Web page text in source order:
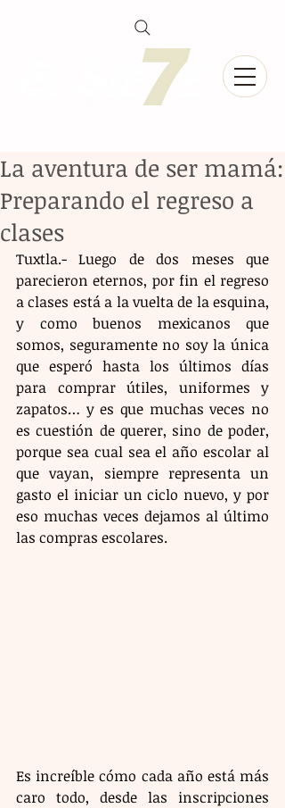
La aventura de ser mamá:
Preparando el regreso a
clases
Tuxtla.- Luego de dos meses que
parecieron eternos, por fin el regreso
a clases está a la vuelta de la esquina,
y como buenos mexicanos que
somos, seguramente no soy la única
que esperó hasta los últimos días
para comprar útiles, uniformes y
zapatos… y es que muchas veces no
es cuestión de querer, sino de poder,
porque sea cual sea el año escolar al
que vayan, siempre representa un
gasto el iniciar un ciclo nuevo, y por
eso muchas veces dejamos al último
las compras escolares.
Es increíble cómo cada año está más
caro todo, desde las inscripciones